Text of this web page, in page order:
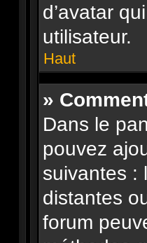
d’avatar
utilisateur.
Haut
»
Dans le
pouvez
suivantes :
distantes
forum